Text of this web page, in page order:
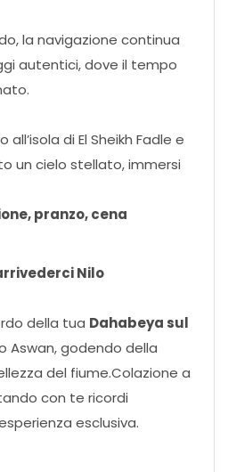
la navigazione continua
autentici, dove il tempo
di El Sheikh Fadle e
un cielo stellato, immersi
pranzo, cena
Nilo
della tua Dahabeya sul
Aswan, godendo della
del fiume.Colazione a
con te ricordi
esclusiva.